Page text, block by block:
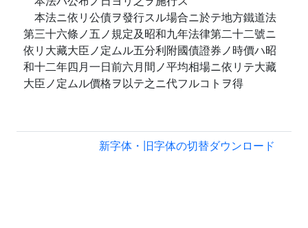
本法ニ依リ公債ヲ發行スル場合ニ於テ地方鐵道法
第三十六條ノ五ノ規定及昭和九年法律第二十二號ニ
依リ大藏大臣ノ定ムル五分利附國債證券ノ時價ハ昭
和十二年四月一日前六月間ノ平均相場ニ依リテ大藏
大臣ノ定ムル價格ヲ以テ之ニ代フルコトヲ得
新字体・旧字体の切替ダウンロード